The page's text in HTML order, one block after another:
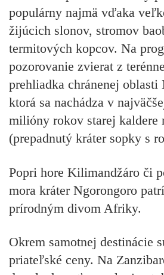
populárny najmä vďaka
žijúcich slonov, stromov
termitových kopcov. Na
pozorovanie zvierat z
prehliadka chránenej oblasti
ktorá sa nachádza v
milióny rokov starej kaldere
(prepadnutý kráter sopky s
Popri hore Kilimandžáro či
mora kráter Ngorongoro
prírodným divom Afriky.
Okrem samotnej destinácie
priateľské ceny. Na